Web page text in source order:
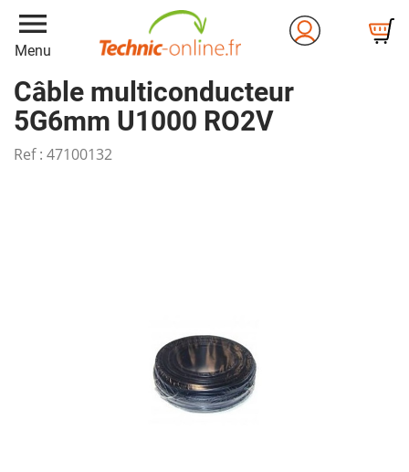
menu
Menu
Câble multiconducteur
5G6mm U1000 RO2V
Ref : 47100132